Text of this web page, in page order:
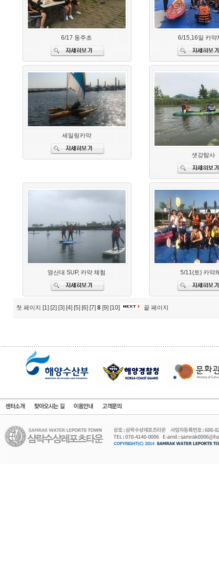
6/17 동주초 6/15,16일 카약
세일링카약
샛강탐사
영산대 SUP, 카약 체험 5/11(토) 카약
첫 페이지 [1] [2] [3] [4] [5] [6] [7] 8 [9] [10] 끝 페이지